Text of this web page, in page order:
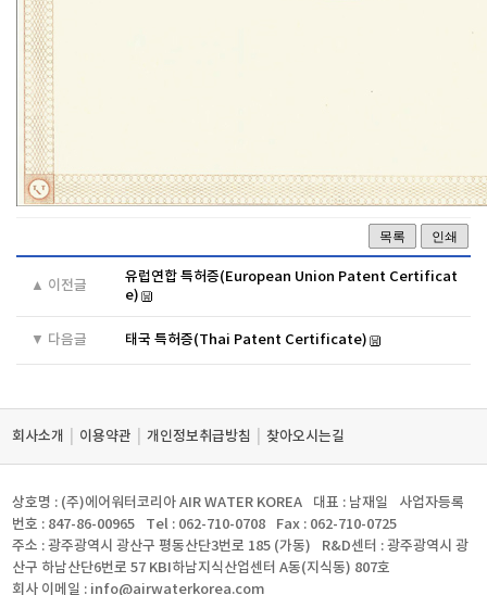
목록 인쇄
▲ 이전글
유럽연합 특허증(European Union Patent Certificat
e)
▼ 다음글 태국 특허증(Thai Patent Certificate)
회사소개 이용약관 개인정보취급방침 찾아오시는길
상호명 : (주)에어워터코리아 AIR WATER KOREA 대표 : 남재일
사업자등록
번호 : 847-86-00965
Tel : 062-710-0708
Fax : 062-710-0725
주소 : 광주광역시 광산구 평동산단3번로 185 (가동)
R&D센터 : 광주광역시 광
산구 하남산단6번로 57 KBI하남지식산업센터 A동(지식동) 807호
회사 이메일 : info@airwaterkorea.com